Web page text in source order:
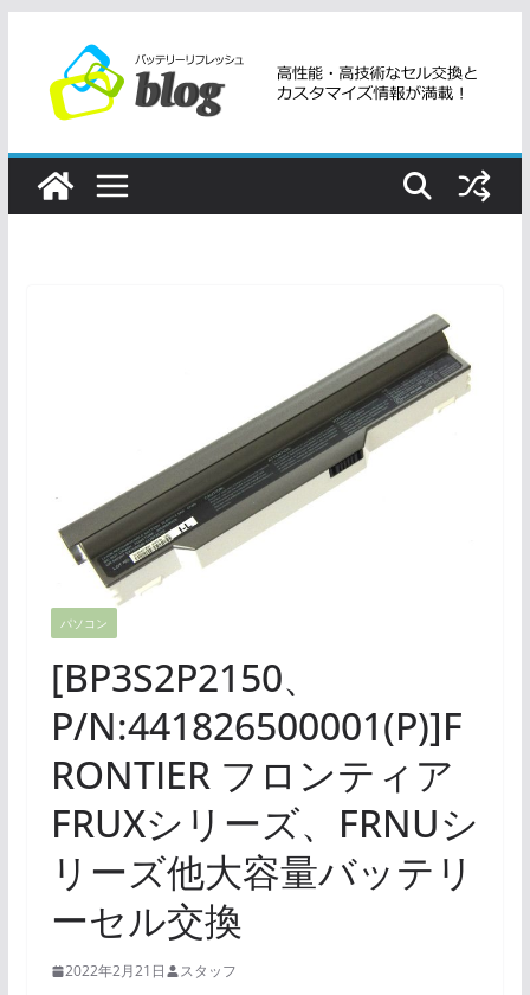
ツ
パソコン
[BP3S2P2150、
P/N:441826500001(P)]F
RONTIER フロンティア
FRUXシリーズ、FRNUシ
リーズ他大容量バッテリ
ーセル交換
2022年2月21日 スタッフ